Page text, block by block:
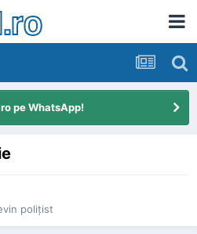
pe WhatsApp!
poliţist